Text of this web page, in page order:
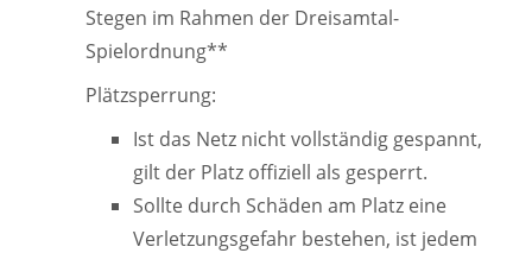
Stegen im Rahmen der Dreisamtal-
Spielordnung**
Plätzsperrung:
Ist das Netz nicht vollständig gespannt,
gilt der Platz offiziell als gesperrt.
Sollte durch Schäden am Platz eine
Verletzungsgefahr bestehen, ist jedem